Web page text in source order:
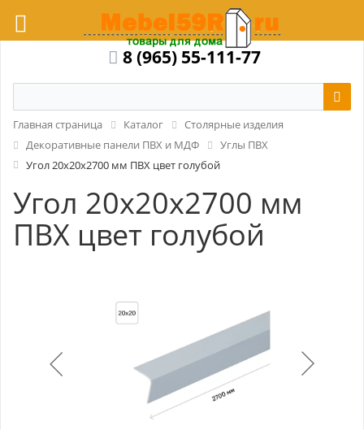
8 (965) 55-111-77
Главная страница Каталог
Столярные изделия
Декоративные панели ПВХ и МДФ
Углы ПВХ
Угол 20x20x2700 мм ПВХ цвет голубой
Угол 20x20x2700 мм
ПВХ цвет голубой